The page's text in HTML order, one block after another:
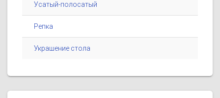
Усатый-полосатый
Репка
Украшение стола